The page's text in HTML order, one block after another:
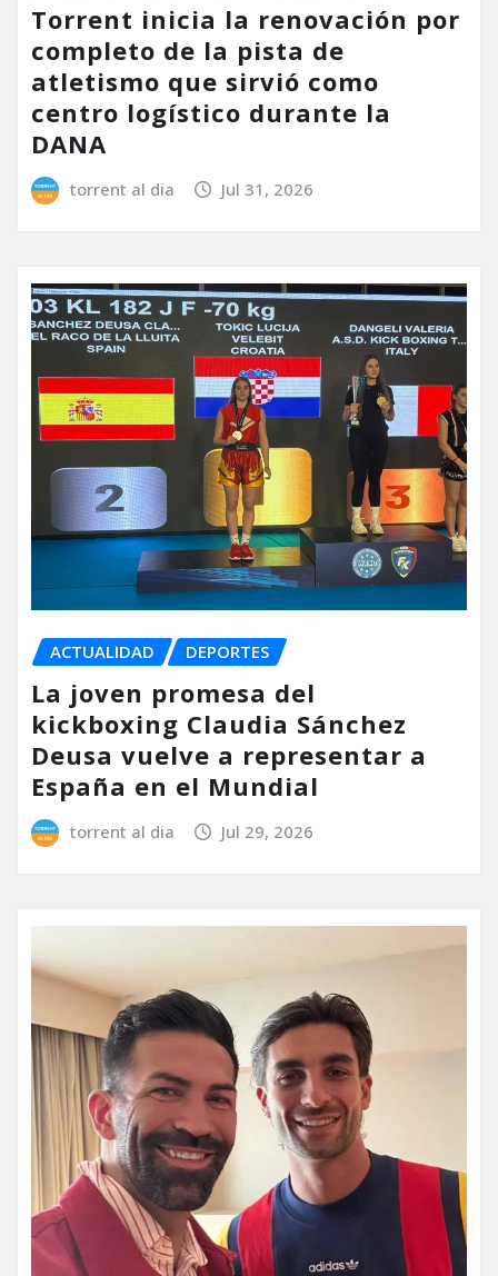
Torrent inicia la renovación por
completo de la pista de
atletismo que sirvió como
centro logístico durante la
DANA
torrent al dia Jul 31, 2026
ACTUALIDAD DEPORTES
La joven promesa del
kickboxing Claudia Sánchez
Deusa vuelve a representar a
España en el Mundial
torrent al dia Jul 29, 2026